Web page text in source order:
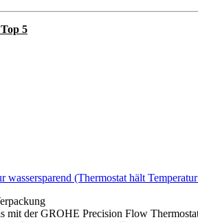
5
(Thermostat hält
mit der GROHE Precision Flow